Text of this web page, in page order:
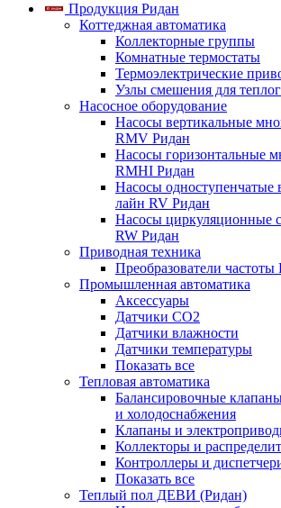
Продукция Ридан
Коттеджная автоматика
Коллекторные группы
Комнатные термостаты
Термоэлектрические
Узлы смешения для
Насосное оборудование
Насосы вертикальные
RMV Ридан
Насосы горизонтальные
RMHI Ридан
Насосы одноступенчатые
лайн RV Ридан
Насосы циркуляционные
RW Ридан
Приводная техника
Преобразователи частоты
Промышленная автоматика
Аксессуары
Датчики CO2
Датчики влажности
Датчики температуры
Показать все
Тепловая автоматика
Балансировочные
и холодоснабжения
Клапаны и
Коллекторы и
Контроллеры и
Показать все
Теплый пол ДЕВИ (Ридан)